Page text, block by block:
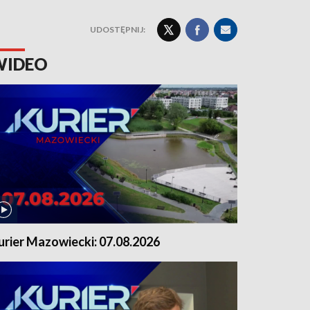
UDOSTĘPNIJ:
Mazowiecki: 07.08.2026